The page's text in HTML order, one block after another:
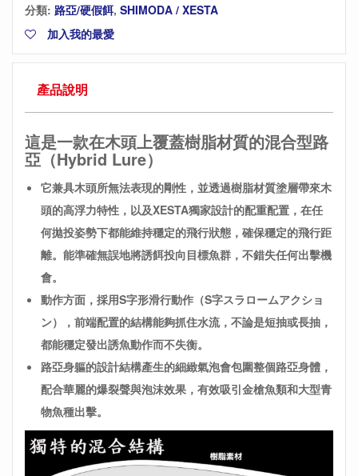
分類: 路亞/硬假餌, SHIMODA / XESTA
加入我的最愛
產品說明
這是一款在木頭上覆蓋樹脂材質的混合型路
亞（Hybrid Lure）
它兼具木頭所無法表現的剛性，並透過樹脂材質塗層帶來木
頭的高浮力特性，以及XESTA獨家設計的配重配置，在任
何拋投姿勢下都能維持穩定的飛行狀態，確保穩定的飛行距
離。能準確無誤地將誘餌投向目標魚群，不錯失任何出擊機
會。
動作方面，採用S字形滑行動作（S字スラロームアクショ
ン），前端配置的結構能夠抓住水流，不論是短抽或長抽，
都能穩定發出誘魚動作而不失衡。
路亞身軀的設計結構產生的細緻氣泡會包圍整個路亞身體，
配合華麗的爆裂聲與泡沫效果，有效吸引金槍魚類和大型青
物魚種出擊。